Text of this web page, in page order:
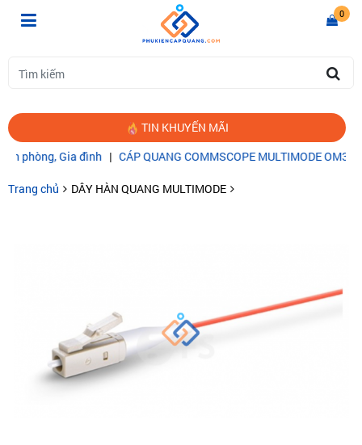
0
TIN KHUYẾN MÃI
Gia đình|CÁP QUANG COMMSCOPE MULTIMODE OM3|Thi
Trang chủ DÂY HÀN QUANG MULTIMODE